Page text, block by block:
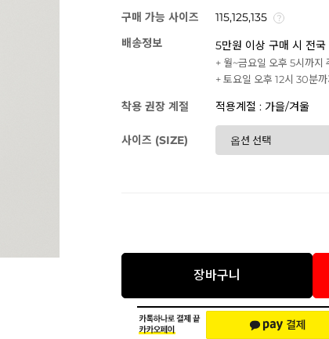
구매 가능 사이즈
115,125,135
배송정보
5만원 이상 구매 시 전국
+ 월~금요일 오후 5시까지
+ 토요일 오후 12시 30분
착용 권장 계절 적용계절 : 가을/겨울
사이즈 (SIZE)
장바구니